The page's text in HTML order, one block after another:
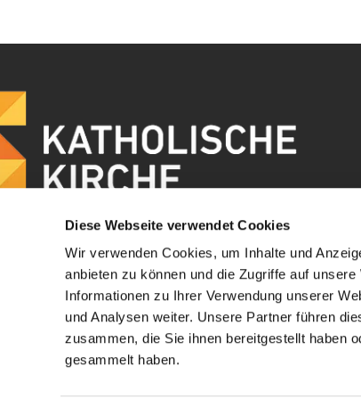
Diese Webseite verwendet Cookies
Wir verwenden Cookies, um Inhalte und
anbieten zu können und die Zugriffe auf
Informationen zu Ihrer Verwendung unserer
und Analysen weiter. Unsere Partner führen
zusammen, die Sie ihnen bereitgestellt haben
gesammelt haben.
Impressum